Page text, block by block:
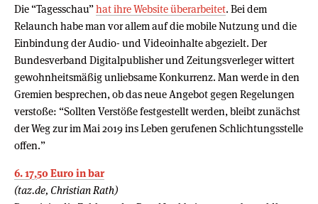
Die “Tagesschau”hat ihre Website überarbeitet. Bei dem
Relaunch habe man vor allem auf die mobile Nutzung und die
Einbindung der Audio- und Videoinhalte abgezielt. Der
Bundesverband Digitalpublisher und Zeitungsverleger wittert
gewohnheitsmäßig unliebsame Konkurrenz. Man werde in den
Gremien besprechen, ob das neue Angebot gegen Regelungen
verstoße: “Sollten Verstöße festgestellt werden, bleibt zunächst
der Weg zur im Mai 2019 ins Leben gerufenen Schlichtungsstelle
offen.”
6. 17,50 Euro in bar
(taz.de, Christian Rath)